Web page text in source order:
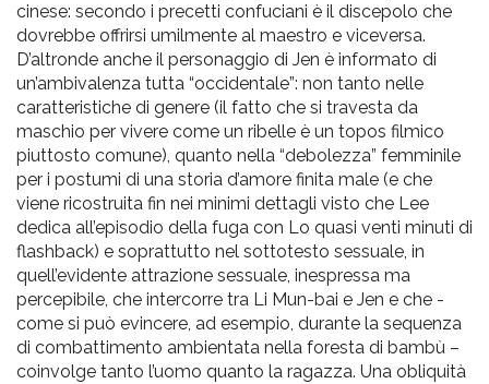
cinese: secondo i precetti confuciani è il discepolo che
dovrebbe offrirsi umilmente al maestro e viceversa.
D’altronde anche il personaggio di Jen è informato di
un’ambivalenza tutta “occidentale”: non tanto nelle
caratteristiche di genere (il fatto che si travesta da
maschio per vivere come un ribelle è un topos filmico
piuttosto comune), quanto nella “debolezza” femminile
per i postumi di una storia d’amore finita male (e che
viene ricostruita fin nei minimi dettagli visto che Lee
dedica all’episodio della fuga con Lo quasi venti minuti di
flashback) e soprattutto nel sottotesto sessuale, in
quell’evidente attrazione sessuale, inespressa ma
percepibile, che intercorre tra Li Mun-bai e Jen e che -
come si può evincere, ad esempio, durante la sequenza
di combattimento ambientata nella foresta di bambù –
coinvolge tanto l’uomo quanto la ragazza. Una obliquità